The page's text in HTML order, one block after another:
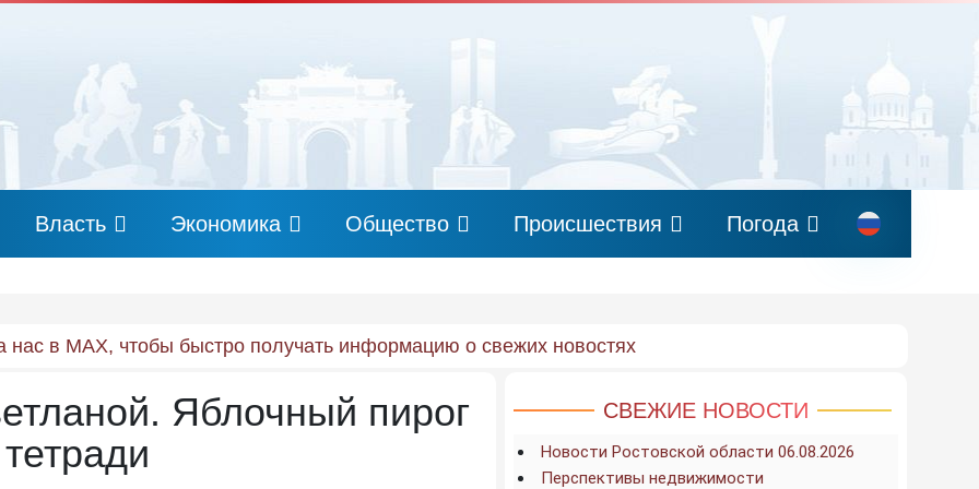
Власть Экономика Общество Происшествия Погода
нас в MAX, чтобы быстро получать информацию о свежих новостях
Яблочный пирог
СВЕЖИЕ НОВОСТИ
Новости Ростовской области 06.08.2026
Перспективы недвижимости